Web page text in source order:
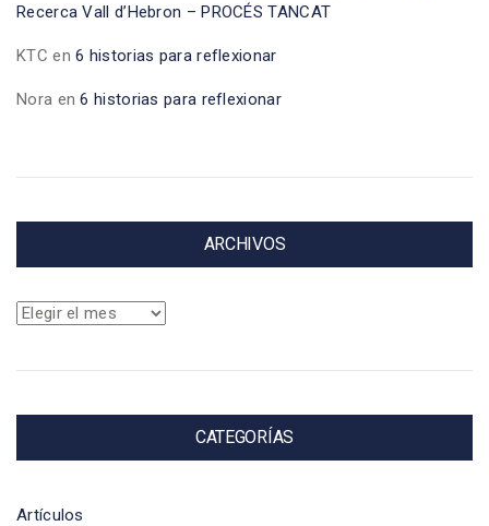
Recerca Vall d’Hebron – PROCÉS TANCAT
KTC en6 historias para reflexionar
Nora en6 historias para reflexionar
ARCHIVOS
Archivos
CATEGORÍAS
Artículos